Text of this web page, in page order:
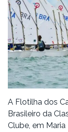
A Flotilha dos
Brasileiro da
Clube, em Maria